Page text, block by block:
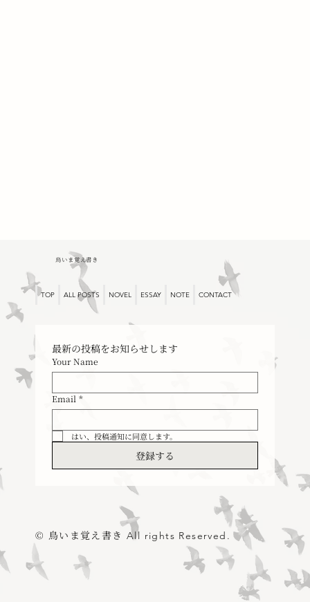
鳥いま覚え書き
TOP ALL POSTS NOVEL ESSAY NOTE CONTACT
最新の投稿をお知らせします
Your Name
Email *
はい、投稿通知に同意します。
登録する
© 鳥いま覚え書き All rights Reserved.